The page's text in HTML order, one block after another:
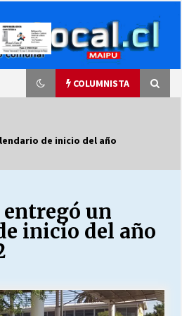
COLUMNISTA
SIEMPRE.RECORDANDO 69 AÑOS DE
DE SER DC” SALUDA EL
69
de inicio del año
entregó un
inicio del año